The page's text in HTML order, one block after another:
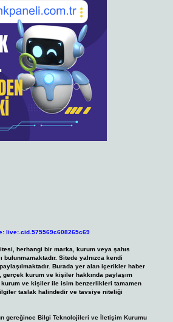
live:.cid.575569c608265c69
herhangi bir marka, kurum veya şahıs
bulunmamaktadır. Sitede yalnızca kendi
paylaşılmaktadır. Burada yer alan içerikler haber
gerçek kurum ve kişiler hakkında paylaşım
kurum ve kişiler ile isim benzerlikleri tamamen
taslak halindedir ve tavsiye niteliği
gereğince Bilgi Teknolojileri ve İletişim Kurumu